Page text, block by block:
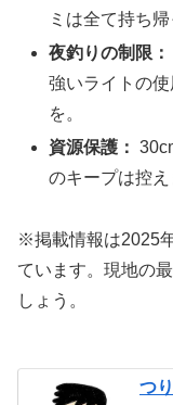
ミは全て持ち帰
夜釣りの制限：
強いライトの
を。
資源保護：
のキープは控え
※掲載情報は2025
ています。現地の
しょう。
つ